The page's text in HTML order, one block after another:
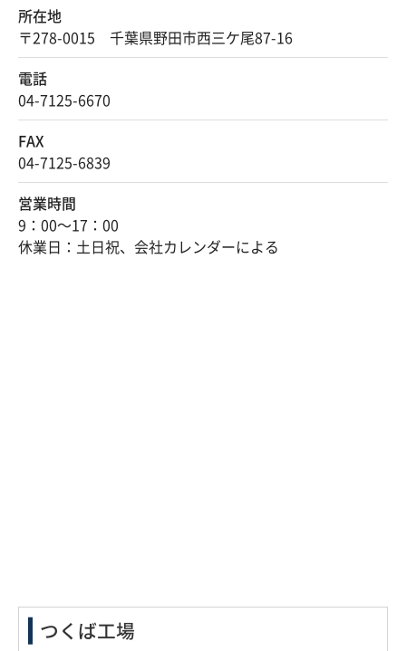
所在地
〒278-0015 千葉県野田市西三ケ尾87-16
電話
04-7125-6670
FAX
04-7125-6839
営業時間
9：00～17：00
休業日：土日祝、会社カレンダーによる
つくば工場